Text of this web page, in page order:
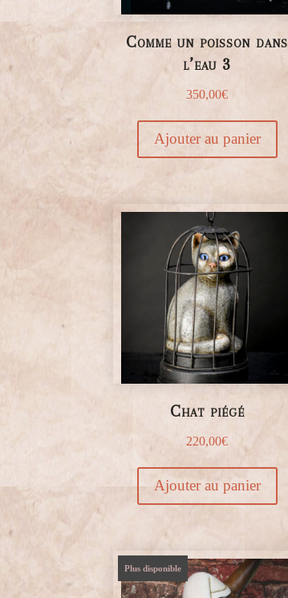
Comme un poisson dans
l’eau 3
350,00€
Ajouter au panier
Chat piégé
220,00€
Ajouter au panier
Plus disponible